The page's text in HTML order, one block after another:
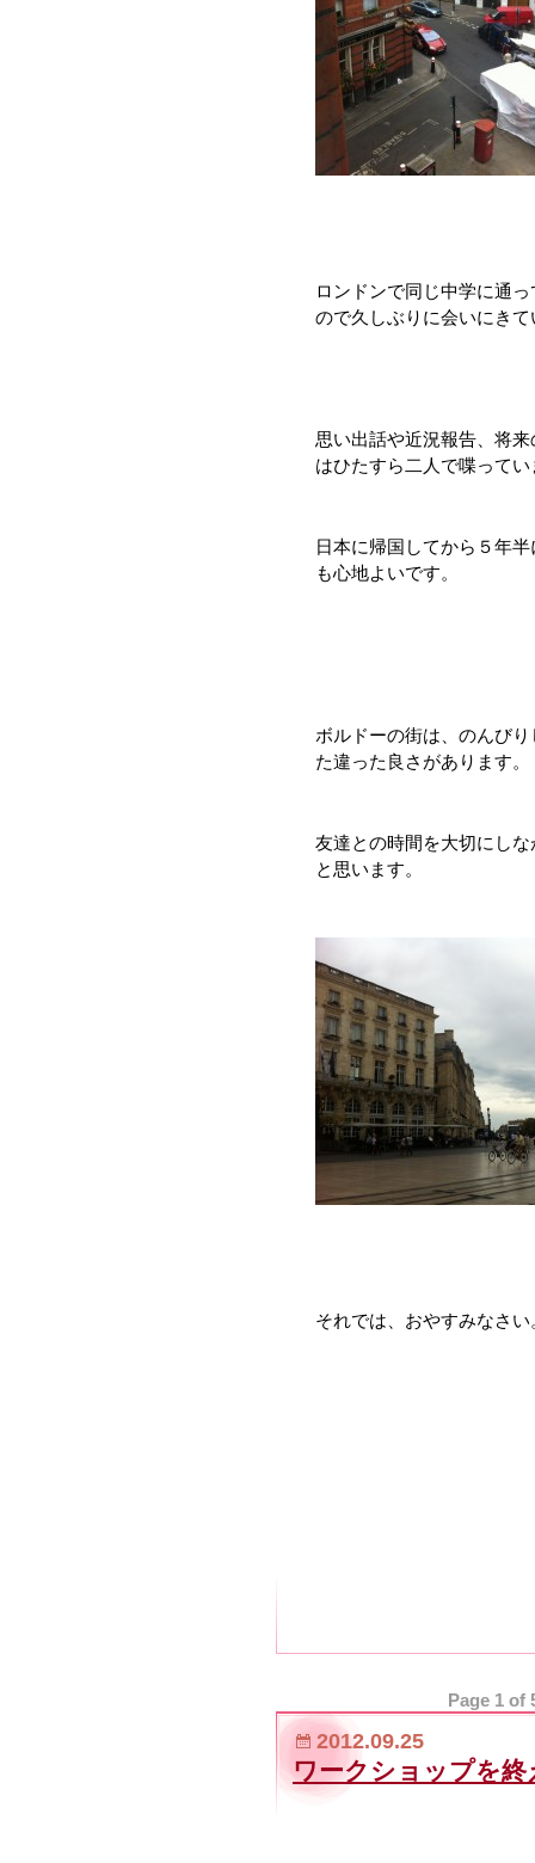
ロンドンで同じ中学に通
ので久しぶりに会いにき
思い出話や近況報告、将
はひたすら二人で喋って
日本に帰国してから５年
も心地よいです。
ボルドーの街は、のんび
た違った良さがあります。
友達との時間を大切にし
と思います。
それでは、おやすみなさい
Page 1 of
2012.09.25
ワークショップを終